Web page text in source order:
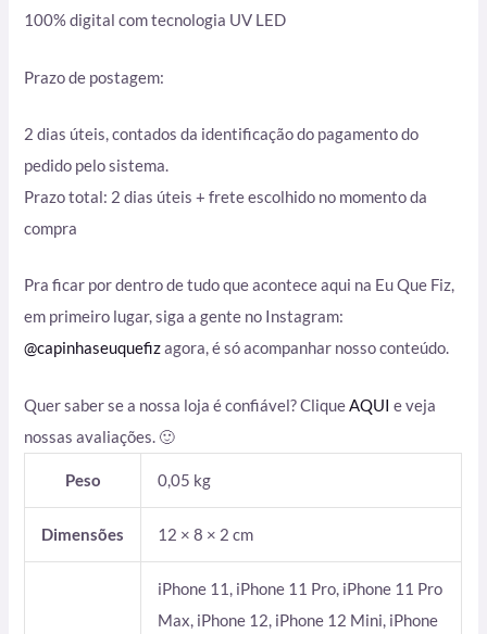
100% digital com tecnologia UV LED
Prazo de postagem:
2 dias úteis, contados da identificação do pagamento do
pedido pelo sistema.
Prazo total: 2 dias úteis + frete escolhido no momento da
compra
Pra ficar por dentro de tudo que acontece aqui na Eu Que Fiz,
em primeiro lugar, siga a gente no Instagram:
@capinhaseuquefizagora, é só acompanhar nosso conteúdo.
Quer saber se a nossa loja é confiável? CliqueAQUI e veja
nossas avaliações. 🙂
Peso 0,05 kg
Dimensões 12 × 8 × 2 cm
iPhone 11, iPhone 11 Pro, iPhone 11 Pro
Max, iPhone 12, iPhone 12 Mini, iPhone